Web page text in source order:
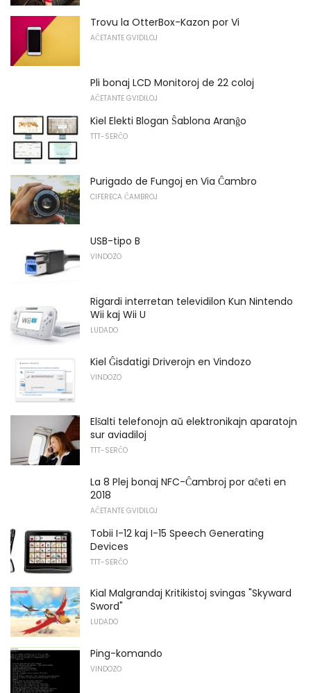
Trovu la OtterBox-Kazon por Vi
AĈETANTE GVIDILOJ
Pli bonaj LCD Monitoroj de 22 coloj
AĈETANTE GVIDILOJ
Kiel Elekti Blogan Ŝablona Aranĝo
TTT-SERĈO
Purigado de Fungoj en Via Ĉambro
CIFERECA ĈAMBROJ
USB-tipo B
VINDOZO
Rigardi interretan televidilon Kun Nintendo
Wii kaj Wii U
LUDADO
Kiel Ĝisdatigi Driverojn en Vindozo
VINDOZO
Elŝalti telefonojn aŭ elektronikajn aparatojn
sur aviadiloj
TTT-SERĈO
La 8 Plej bonaj NFC-Ĉambroj por aĉeti en
2018
AĈETANTE GVIDILOJ
Tobii I-12 kaj I-15 Speech Generating
Devices
TTT-SERĈO
Kial Malgrandaj Kritikistoj svingas "Skyward
Sword"
LUDADO
Ping-komando
VINDOZO